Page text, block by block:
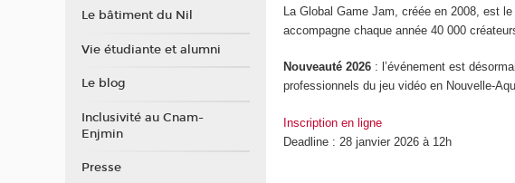
La Global Game Jam, créée en 2008, est
accompagne chaque année 40 000
Nouveauté 2026 : l’événement est
professionnels du jeu vidéo en Nouvelle-
Inscription en ligne
Deadline : 28 janvier 2026 à 12h
Le bâtiment du Nil
Vie étudiante et alumni
Le blog
Inclusivité au Cnam-
Enjmin
Presse